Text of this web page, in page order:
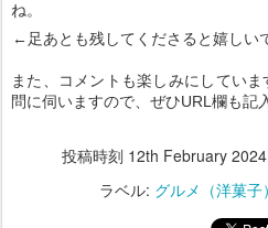
ね。
←足あとも残してくださると嬉しい
また、コメントも楽しみにしてい
問に伺いますので、ぜひURL欄も記
投稿時刻 12th February 2024
ラベル: グルメ（洋菓子）